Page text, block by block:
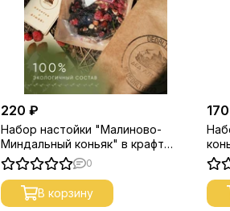
220 ₽
Набор настойки "Малиново-
Миндальный коньяк" в крафт
пакете
0
В корзину